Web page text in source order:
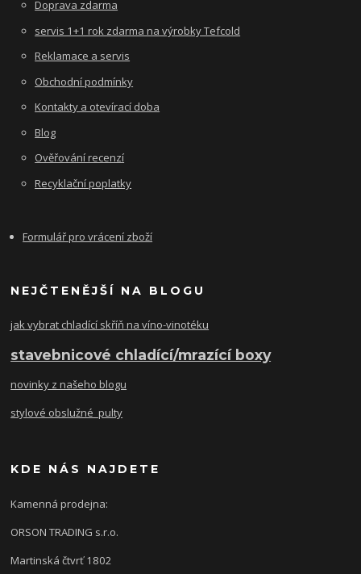
Doprava zdarma
servis 1+1 rok zdarma na výrobky Tefcold
Reklamace a servis
Obchodní podmínky
Kontakty a otevírací doba
Blog
Ověřování recenzí
Recyklační poplatky
Formulář pro vrácení zboží
NEJČTENĚJŠÍ NA BLOGU
jak vybrat chladící skříň na víno-vinotéku
stavebnicové chladící/mrazící boxy
novinky z našeho blogu
stylové obslužné pulty
KDE NÁS NAJDETE
Kamenná prodejna:
ORSON TRADING s.r.o.
Martinská čtvrť 1802